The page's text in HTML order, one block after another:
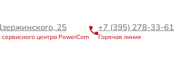
25
центра PowerCom
+7 (395) 278-33-61
Горячая линия